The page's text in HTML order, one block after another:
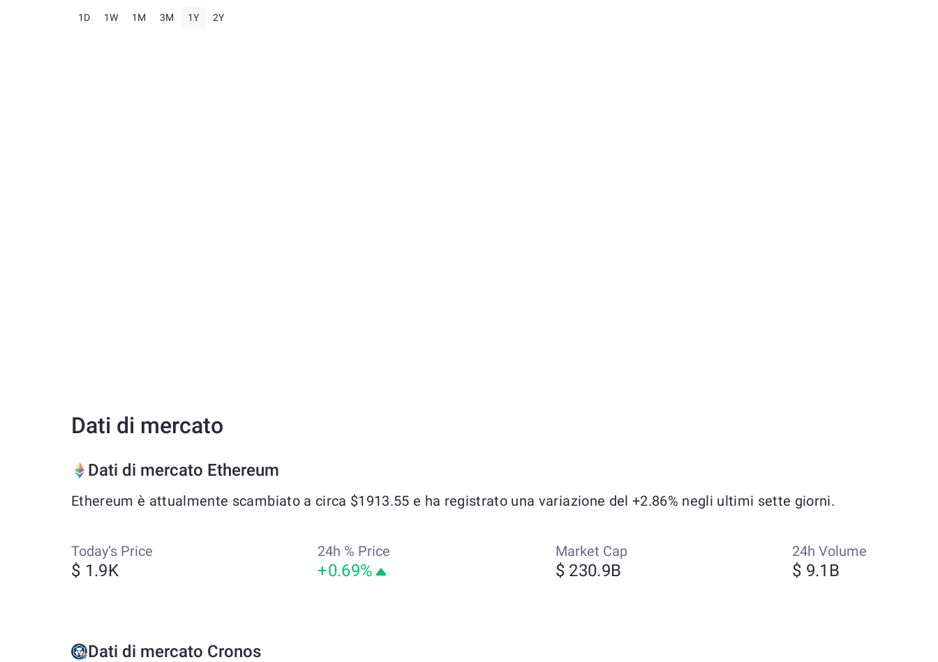
1D 1W 1M 3M 1Y 2Y
Dati di mercato
Dati di mercato Ethereum
Ethereum è attualmente scambiato a circa $1913.55 e ha registrato una variazione del +2.86% negli ultimi sette giorni.
Today’s Price
$ 1.9K
24h % Price
+0.69%
Market Cap
$ 230.9B
24h Volume
$ 9.1B
Dati di mercato Cronos